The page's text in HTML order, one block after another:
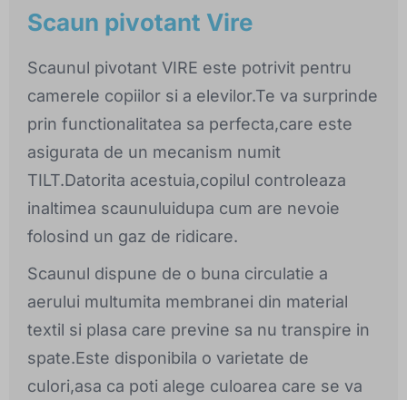
Scaun pivotant Vire
Scaunul pivotant VIRE este potrivit pentru
camerele copiilor si a elevilor.Te va surprinde
prin functionalitatea sa perfecta,care este
asigurata de un mecanism numit
TILT.Datorita acestuia,copilul controleaza
inaltimea scaunuluidupa cum are nevoie
folosind un gaz de ridicare.
Scaunul dispune de o buna circulatie a
aerului multumita membranei din material
textil si plasa care previne sa nu transpire in
spate.Este disponibila o varietate de
culori,asa ca poti alege culoarea care se va